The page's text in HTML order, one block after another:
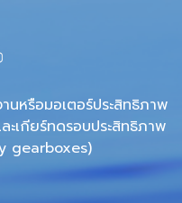
นหรือมอเตอร์ประสิทธิภาพ
เกียร์ทดรอบประสิทธิภาพ
gearboxes)